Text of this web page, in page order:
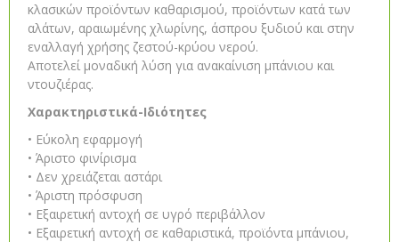
κλασικών προϊόντων καθαρισμού, προϊόντων κατά των
αλάτων, αραιωμένης χλωρίνης, άσπρου ξυδιού και στην
εναλλαγή χρήσης ζεστού-κρύου νερού.
Αποτελεί μοναδική λύση για ανακαίνιση μπάνιου και
ντουζιέρας.
Χαρακτηριστικά-Ιδιότητες
• Εύκολη εφαρμογή
• Άριστο φινίρισμα
• Δεν χρειάζεται αστάρι
• Άριστη πρόσφυση
• Εξαιρετική αντοχή σε υγρό περιβάλλον
• Εξαιρετική αντοχή σε καθαριστικά, προϊόντα μπάνιου,